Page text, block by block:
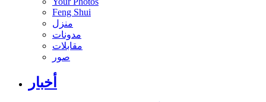
Feng Shui
منزل
مدونات
مقابلات
صور
أخبار